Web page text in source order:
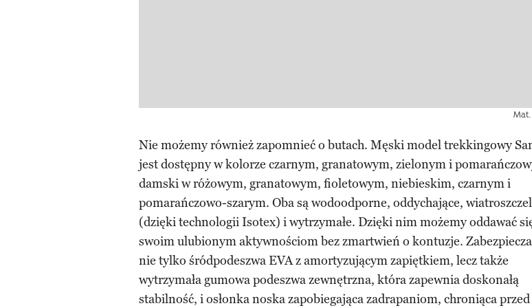
Mat.
Nie możemy również zapomnieć o butach. Męski model trekkingowy
jest dostępny w kolorze czarnym, granatowym, zielonym i
damski w różowym, granatowym, fioletowym, niebieskim, czarnym i
pomarańczowo-szarym. Oba są wodoodporne, oddychające,
(dzięki technologii Isotex) i wytrzymałe. Dzięki nim możemy oddawać
swoim ulubionym aktywnościom bez zmartwień o kontuzje.
nie tylko śródpodeszwa EVA z amortyzującym zapiętkiem, lecz także
wytrzymała gumowa podeszwa zewnętrzna, która zapewnia doskonałą
stabilność, i osłonka noska zapobiegająca zadrapaniom, chroniąca przed